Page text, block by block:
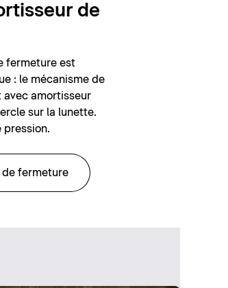
de
fermeture est
: le mécanisme de
amortisseur
sur la lunette.
pression.
fermeture